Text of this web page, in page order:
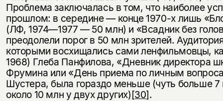
Проблема заключалась в том, что наиболее
прошлом: в середине — конце 1970-х лишь
(ЛФ, 1974—1977 — 50 млн) и «Всадник без
преодолели порог в 50 млн зрителей.
которыми восхищались сами ленфильмовцы,
1968) Глеба Панфилова, «Дневник директора
Фрумина или «День приема по личным
Шустера, была гораздо меньше (чуть больше
около 10 млн у двух других)[30].